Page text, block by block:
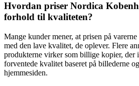
Hvordan priser Nordica
forhold til kvaliteten?
Mange kunder mener, at prisen på
med den lave kvalitet, de oplever. Flere
produkterne virker som billige kopier, der
forventede kvalitet baseret på billederne
hjemmesiden.